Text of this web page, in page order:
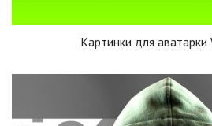
Картинки для аватарки